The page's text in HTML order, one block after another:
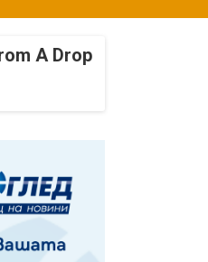
A Drop